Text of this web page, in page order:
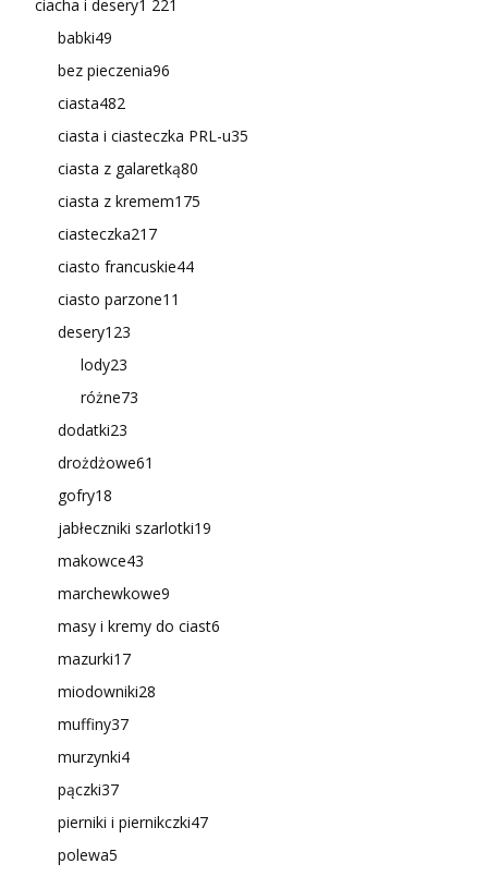
ciacha i desery1 221
babki49
bez pieczenia96
ciasta482
ciasta i ciasteczka PRL-u35
ciasta z galaretką80
ciasta z kremem175
ciasteczka217
ciasto francuskie44
ciasto parzone11
desery123
lody23
różne73
dodatki23
drożdżowe61
gofry18
jabłeczniki szarlotki19
makowce43
marchewkowe9
masy i kremy do ciast6
mazurki17
miodowniki28
muffiny37
murzynki4
pączki37
pierniki i piernikczki47
polewa5